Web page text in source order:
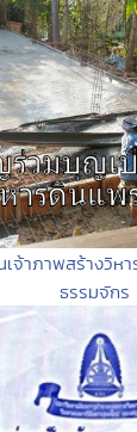
จ้าภาพสร้างวิห
ธรรมจักร